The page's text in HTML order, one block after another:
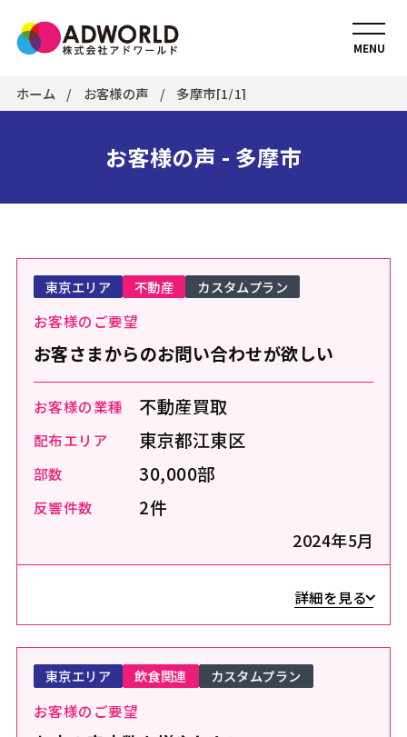
MENU
ホーム お客様の声 多摩市[1/1]
お客様の声 - 多摩市
お客様のご要望
お客さまからのお問い合わせが欲しい
お客様の業種 不動産買取
配布エリア 東京都江東区
部数 30,000部
反響件数 2件
2024年5月
東京エリア 不動産 カスタムプラン
詳細を見る
お客様のご要望
東京エリア 飲食関連 カスタムプラン